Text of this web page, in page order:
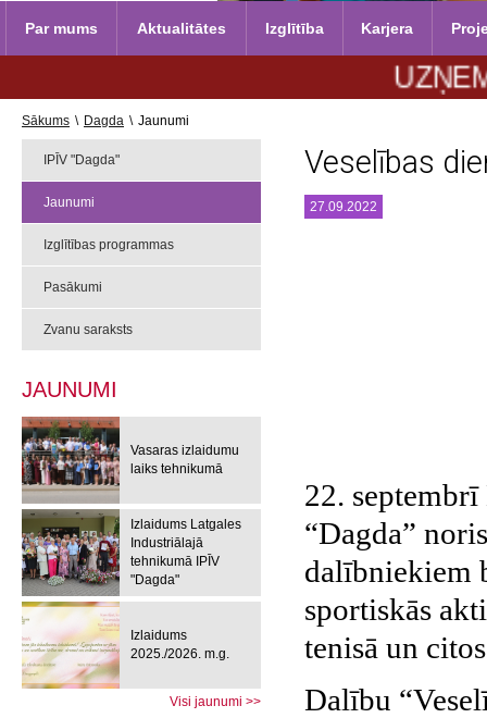
Par mums Aktualitātes Izglītība Karjera
Sākums \ Dagda \ Jaunumi
IPĪV "Dagda"
Jaunumi
Izglītības programmas
Pasākumi
Zvanu saraksts
JAUNUMI
Vasaras izlaidumu
laiks tehnikumā
Izlaidums Latgales
Industriālajā
tehnikumā IPĪV
"Dagda"
Izlaidums
2025./2026. m.g.
Visi jaunumi >>
Veselības
27.09.2022
22.
“Dagda”
dalībniekiem
sportiskās
tenisā un
Dalību